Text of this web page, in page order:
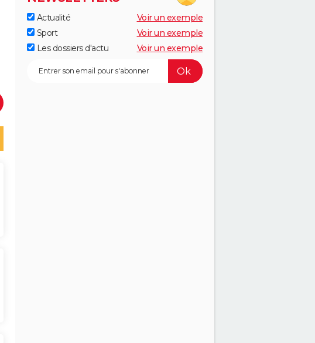
Actualité
Voir un exemple
Sport
Voir un exemple
Les dossiers d'actu
Voir un exemple